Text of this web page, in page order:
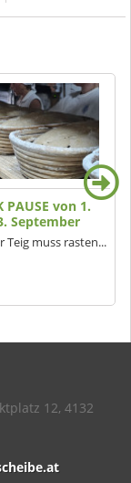
PAUSE von 1.
September
Teig muss rasten...
12, 4132